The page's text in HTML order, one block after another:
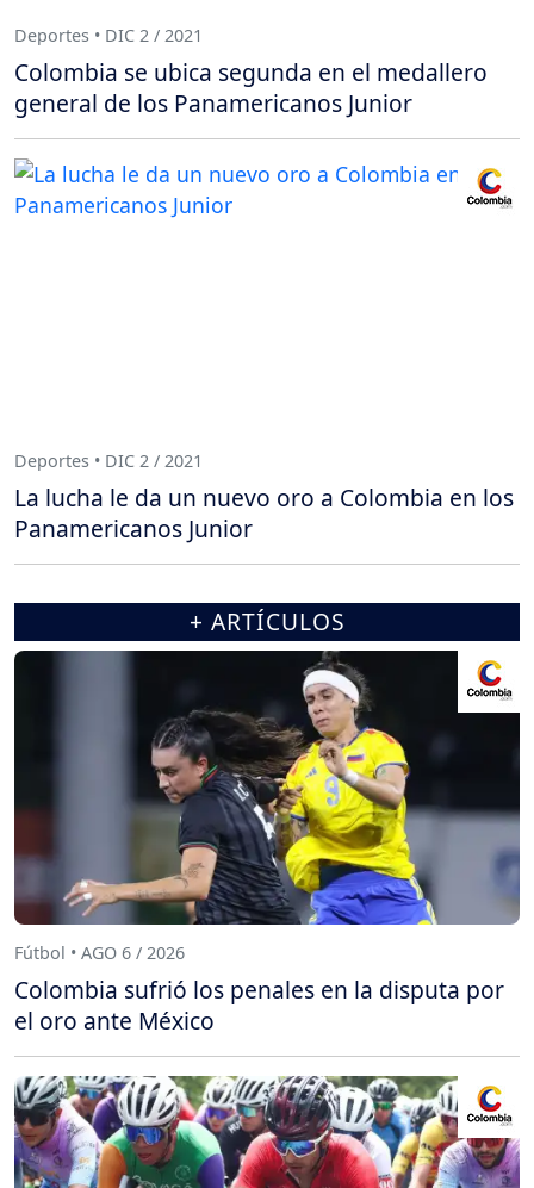
Deportes • DIC 2 / 2021
Colombia se ubica segunda en el medallero
general de los Panamericanos Junior
Deportes • DIC 2 / 2021
La lucha le da un nuevo oro a Colombia en los
Panamericanos Junior
+ ARTÍCULOS
Fútbol • AGO 6 / 2026
Colombia sufrió los penales en la disputa por
el oro ante México